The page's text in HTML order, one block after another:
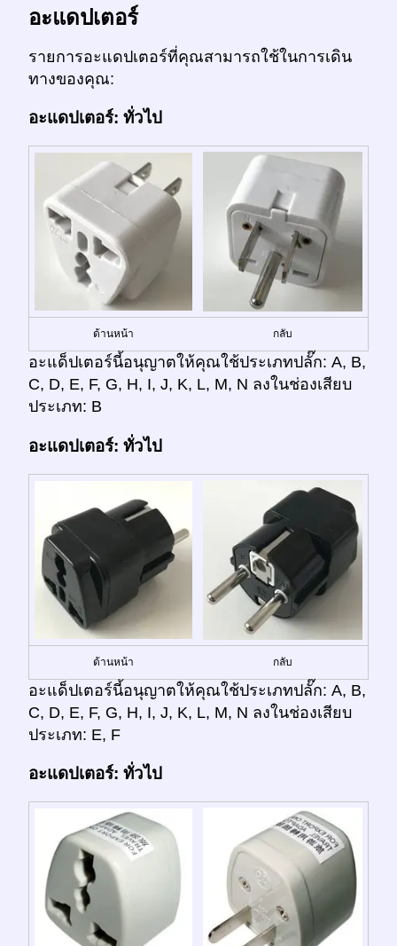
อะแดปเตอร์
รายการอะแดปเตอร์ที่คุณสามารถใช้ในการเดิน
ทางของคุณ:
อะแดปเตอร์: ทั่วไป
ด้านหน้า กลับ
อะแด็ปเตอร์นี้อนุญาตให้คุณใช้ประเภทปลั๊ก: A, B,
C, D, E, F, G, H, I, J, K, L, M, N ลงในช่องเสียบ
ประเภท: B
อะแดปเตอร์: ทั่วไป
ด้านหน้า กลับ
อะแด็ปเตอร์นี้อนุญาตให้คุณใช้ประเภทปลั๊ก: A, B,
C, D, E, F, G, H, I, J, K, L, M, N ลงในช่องเสียบ
ประเภท: E, F
อะแดปเตอร์: ทั่วไป